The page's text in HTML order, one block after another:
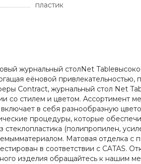
пластик
журнальный столNet
еёновой
Contract, журнальный стол Net
со стилем и цветом. Ассортимент
включает в себя разнообразную
процедуры, которые
(полипропилен,
Матовая отделка
в соответствии с CATAS.
изделия обращайтесь к нашим